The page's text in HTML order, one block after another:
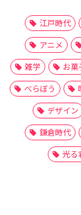
江戸時代
アニメ
雑学
お菓
べらぼう
デザイン
鎌倉時代
光る